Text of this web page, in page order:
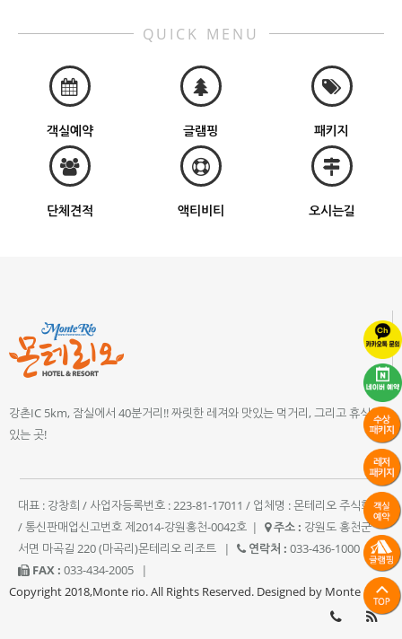
QUICK MENU
객실예약 글램핑 패키지
단체견적 액티비티 오시는길
강촌IC 5km, 잠실에서 40분거리!! 짜릿한 레져와 맛있는 먹거리, 그리고 휴식이
있는 곳!
대표 : 강창희 / 사업자등록번호 : 223-81-17011 / 업체명 : 몬테리오 주식회사
/ 통신판매업신고번호 제2014-강원홍천-0042호 | 주소 : 강원도 홍천군
서면 마곡길 220 (마곡리)몬테리오 리조트
| 연락처 : 033-436-1000
|
FAX : 033-434-2005
|
Copyright 2018,Monte rio. All Rights Reserved. Designed by Monte rio.